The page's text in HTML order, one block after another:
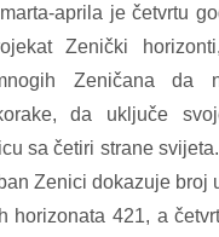
aprila je četvrtu
Zenički
Zeničana da
da uključe
sa četiri strane
Zenici dokazuje broj
horizonata 421, a